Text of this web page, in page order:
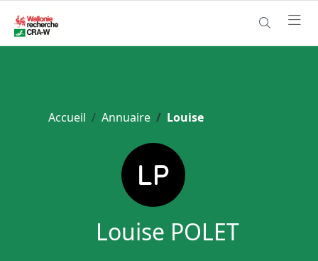
Accueil Annuaire Louise
Louise POLET